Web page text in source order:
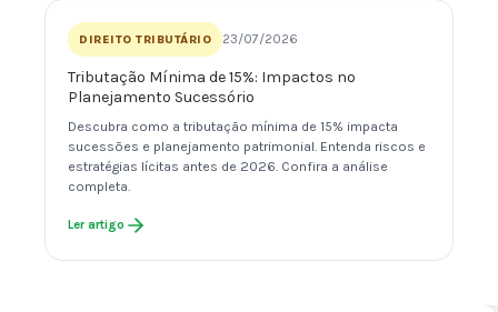
DIREITO TRIBUTÁRIO 23/07/2026
Tributação Mínima de 15%: Impactos no
Planejamento Sucessório
Descubra como a tributação mínima de 15% impacta
sucessões e planejamento patrimonial. Entenda riscos e
estratégias lícitas antes de 2026. Confira a análise
completa.
Ler artigo